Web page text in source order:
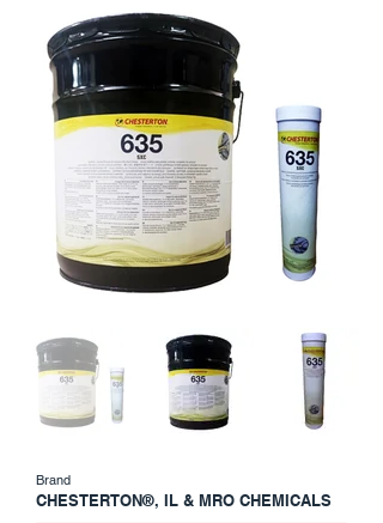
Brand
CHESTERTON®, IL & MRO CHEMICALS